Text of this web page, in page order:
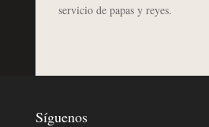
servicio de papas y reyes.
Síguenos